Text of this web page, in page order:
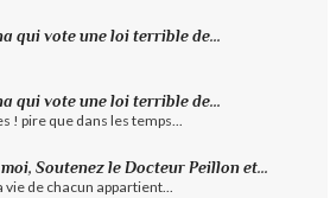
qui vote une loi terrible de...
qui vote une loi terrible de...
! pire que dans les temps...
Soutenez le Docteur Peillon et...
de chacun appartient...